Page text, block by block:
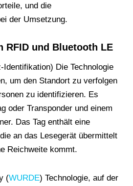
und die
der Umsetzung.
RFID und Bluetooth LE
Identifikation) Die Technologie
um den Standort zu verfolgen
zu identifizieren. Es
oder Transponder und einem
Das Tag enthält eine
an das Lesegerät übermittelt
Reichweite kommt.
(WURDE) Technologie, auf der